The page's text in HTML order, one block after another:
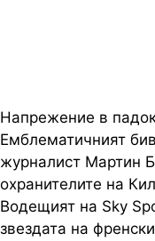
Напрежение в
Емблематичният
журналист Мартин
охранителите на
Водещият на Sky
звездата на